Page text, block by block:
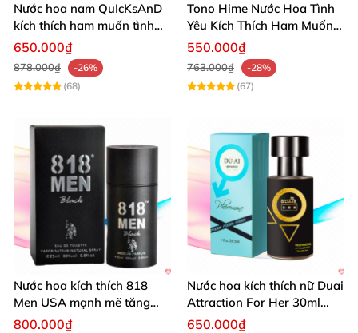
Nước hoa nam QuIcKsAnD
kích thích ham muốn tình
dục nữ giới cực mạnh không
650.000₫
878.000₫
-26%
(68)
Tono Hime Nước Hoa Tình
Yêu Kích Thích Ham Muốn
Nữ Cực Mạnh
550.000₫
763.000₫
-28%
(67)
Nước hoa kích thích 818
Men USA mạnh mẽ tăng
ham muốn cho nữ giới
800.000₫
Nước hoa kích thích nữ Duai
Attraction For Her 30ml
tăng hưng phấn, quyến rũ
650.000₫